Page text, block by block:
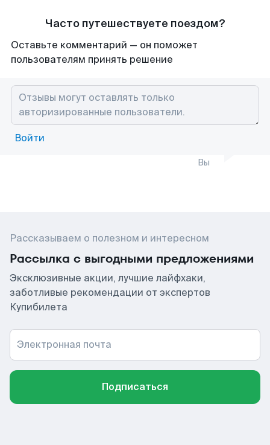
Часто путешествуете поездом?
Оставьте комментарий — он поможет
пользователям принять решение
Войти
Вы
Рассказываем о полезном и интересном
Рассылка с выгодными предложениями
Эксклюзивные акции, лучшие лайфхаки,
заботливые рекомендации от экспертов
Купибилета
Электронная почта
Подписаться